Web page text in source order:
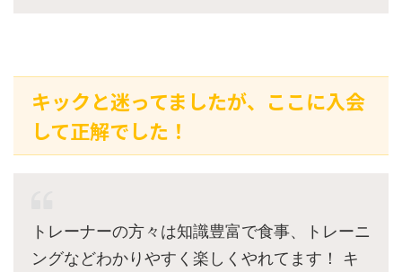
キックと迷ってましたが、ここに入会
して正解でした！
トレーナーの方々は知識豊富で食事、トレーニ
ングなどわかりやすく楽しくやれてます！ キ